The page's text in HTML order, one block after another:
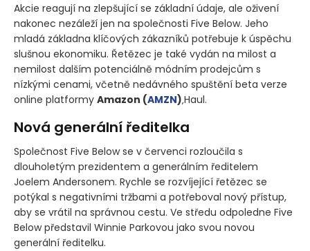
Akcie reagují na zlepšující se základní údaje, ale oživení
nakonec nezáleží jen na společnosti Five Below. Jeho
mladá základna klíčových zákazníků potřebuje k úspěchu
slušnou ekonomiku. Řetězec je také vydán na milost a
nemilost dalším potenciálně módním prodejcům s
nízkými cenami, včetně nedávného spuštění beta verze
online platformy Amazon (AMZN)‚Haul.
Nová generální ředitelka
Společnost Five Below se v červenci rozloučila s
dlouholetým prezidentem a generálním ředitelem
Joelem Andersonem. Rychle se rozvíjející řetězec se
potýkal s negativními tržbami a potřeboval nový přístup,
aby se vrátil na správnou cestu. Ve středu odpoledne Five
Below představil Winnie Parkovou jako svou novou
generální ředitelku.